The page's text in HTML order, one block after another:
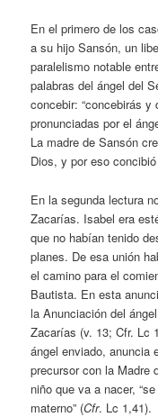
En el primero de los
a su hijo Sansón, un
paralelismo notable
palabras del ángel del
concebir: “concebirás
pronunciadas por el
La madre de Sansón
Dios, y por eso concibió
En la segunda lectura
Zacarías. Isabel era
que no habían tenido
planes. De esa unión
el camino para el
Bautista. En esta
la Anunciación del
Zacarías (v. 13; Cfr. Lc
ángel enviado, anuncia
precursor con la Madre
niño que va a nacer,
materno” (Cfr. Lc 1,41).